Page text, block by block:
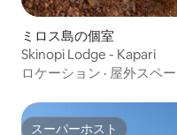
ミロス島の個室
Skinopi Lodge - Kapari
ロケーション · 屋外スペ
スーパーホスト